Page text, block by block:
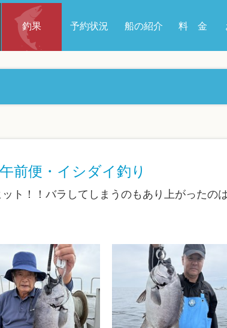
釣果 予約状況 船の紹介 料 金
前便・イシダイ釣り
ト！！バラしてしまうのもあり上がったの